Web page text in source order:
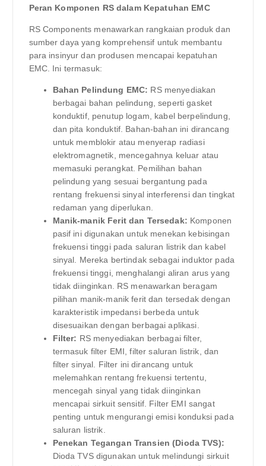
Peran Komponen RS dalam Kepatuhan EMC
RS Components menawarkan rangkaian produk dan
sumber daya yang komprehensif untuk membantu
para insinyur dan produsen mencapai kepatuhan
EMC. Ini termasuk:
Bahan Pelindung EMC: RS menyediakan
berbagai bahan pelindung, seperti gasket
konduktif, penutup logam, kabel berpelindung,
dan pita konduktif. Bahan-bahan ini dirancang
untuk memblokir atau menyerap radiasi
elektromagnetik, mencegahnya keluar atau
memasuki perangkat. Pemilihan bahan
pelindung yang sesuai bergantung pada
rentang frekuensi sinyal interferensi dan tingkat
redaman yang diperlukan.
Manik-manik Ferit dan Tersedak: Komponen
pasif ini digunakan untuk menekan kebisingan
frekuensi tinggi pada saluran listrik dan kabel
sinyal. Mereka bertindak sebagai induktor pada
frekuensi tinggi, menghalangi aliran arus yang
tidak diinginkan. RS menawarkan beragam
pilihan manik-manik ferit dan tersedak dengan
karakteristik impedansi berbeda untuk
disesuaikan dengan berbagai aplikasi.
Filter: RS menyediakan berbagai filter,
termasuk filter EMI, filter saluran listrik, dan
filter sinyal. Filter ini dirancang untuk
melemahkan rentang frekuensi tertentu,
mencegah sinyal yang tidak diinginkan
mencapai sirkuit sensitif. Filter EMI sangat
penting untuk mengurangi emisi konduksi pada
saluran listrik.
Penekan Tegangan Transien (Dioda TVS):
Dioda TVS digunakan untuk melindungi sirkuit